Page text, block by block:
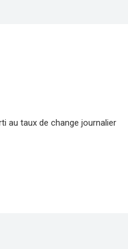
au taux de change journalier